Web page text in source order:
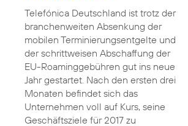
Telefónica Deutschland ist trotz der
branchenweiten Absenkung der
mobilen Terminierungsentgelte und
der schrittweisen Abschaffung der
EU-Roaminggebühren gut ins neue
Jahr gestartet. Nach den ersten drei
Monaten befindet sich das
Unternehmen voll auf Kurs, seine
Geschäftsziele für 2017 zu